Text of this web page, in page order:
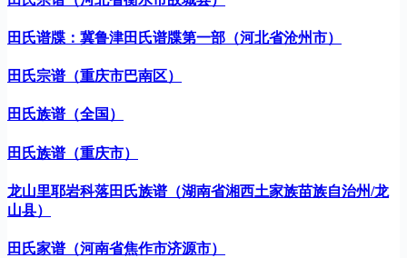
田氏谱牒：冀鲁津田氏谱牒第一部（河北省沧州市）
田氏宗谱（重庆市巴南区）
田氏族谱（全国）
田氏族谱（重庆市）
龙山里耶岩科落田氏族谱（湖南省湘西土家族苗族自治州/龙
山县）
田氏家谱（河南省焦作市济源市）